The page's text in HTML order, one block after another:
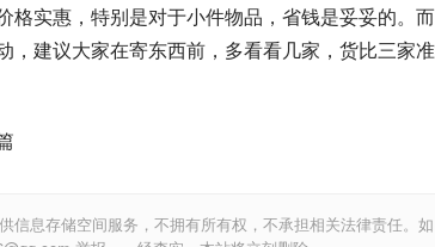
格实惠，特别是对于小件物品，省钱是妥妥的。而
，建议大家在寄东西前，多看看几家，货比三家
息存储空间服务，不拥有所有权，不承担相关法律责任。如